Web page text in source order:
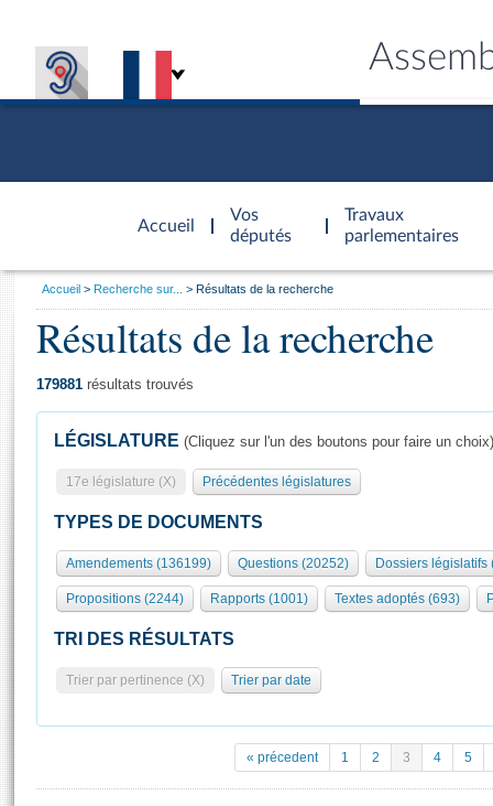
Accueil
d'accueil
Vos
députés
Travaux
parlementaires
Présidence
577 députés
Groupes politiques
Séance publique
Commissions et autres organes
Europe et International
Pétitions
Général
Rôle et pouvoirs de l'Assemblée
Organisation de l'Assemblée
Présidence Conférence des Présidents Bureau Collège des
Statistiques et chiffres clés
Documents de référence
( Constitution | Règlement de l'Assemblée ... )
Visiter l'Assemblée
Visite virtuelle du palais Bourbon
Assister à une séance
Vous
Accueil Recherche sur... Résultats de la recherche
Résultats de la recherche
179881 résultats trouvés
LÉGISLATURE (Cliquez sur l'un des boutons pour faire un choix)
17e législature (X) Précédentes législatures
TYPES DE DOCUMENTS
Amendements (136199) Questions (20252) Dossiers législatifs
Propositions (2244) Rapports (1001) Textes adoptés (693)
TRI DES RÉSULTATS
Trier par pertinence (X) Trier par date
« précedent 1 2 3 4 5